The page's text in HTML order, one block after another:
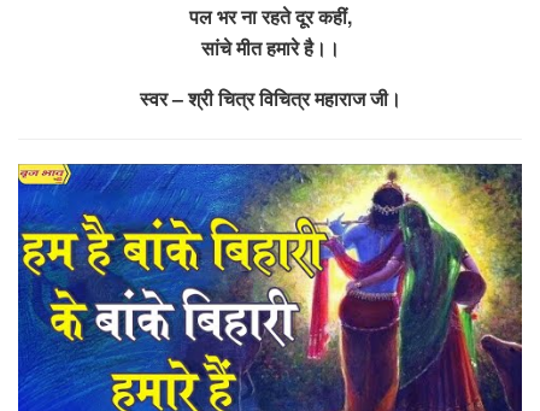
पल भर ना रहते दूर कहीं,
सांचे मीत हमारे है।।
स्वर – श्री चित्र विचित्र महाराज जी।